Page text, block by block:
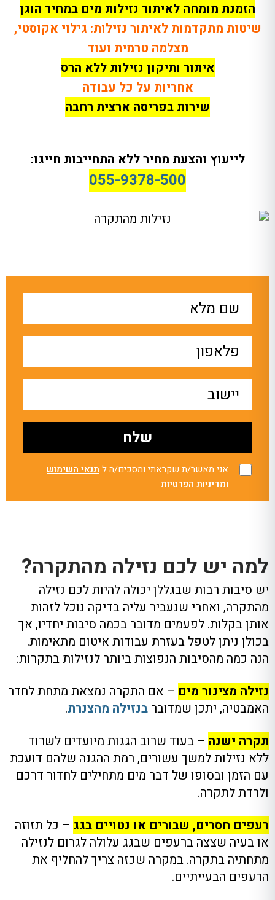
הזמנת מומחה לאיתור נזילות מים במחיר הוגן
שיטות מתקדמות לאיתור נזילות: גילוי אקוסטי,
מצלמה טרמית ועוד
איתור ותיקון נזילות ללא הרס
אחריות על כל עבודה
שירות בפריסה ארצית רחבה
לייעוץ והצעת מחיר ללא התחייבות חייגו:
055-9378-500
אני מאשר/ת שקראתי ומסכים/ה ל תנאי השימוש
ומדיניות הפרטיות
למה יש לכם נזילה מהתקרה?
יש סיבות רבות שבגללן יכולה להיות לכם נזילה
מהתקרה, ואחרי שנעביר עליה בדיקה נוכל לזהות
אותן בקלות. לפעמים מדובר בכמה סיבות יחדיו, אך
בכולן ניתן לטפל בעזרת עבודות איטום מתאימות.
הנה כמה מהסיבות הנפוצות ביותר לנזילות בתקרות:
נזילה מצינור מים – אם התקרה נמצאת מתחת לחדר
האמבטיה, יתכן שמדובר בנזילה מהצנרת.
תקרה ישנה – בעוד שרוב הגגות מיועדים לשרוד
ללא נזילות למשך עשורים, רמת ההגנה שלהם דועכת
עם הזמן ובסופו של דבר מים מתחילים לחדור דרכם
ולרדת לתקרה.
רעפים חסרים, שבורים או נטויים בגג – כל תזוזה
או בעיה שצצה ברעפים שבגג עלולה לגרום לנזילה
מתחתיה בתקרה. במקרה שכזה צריך להחליף את
הרעפים הבעייתיים.